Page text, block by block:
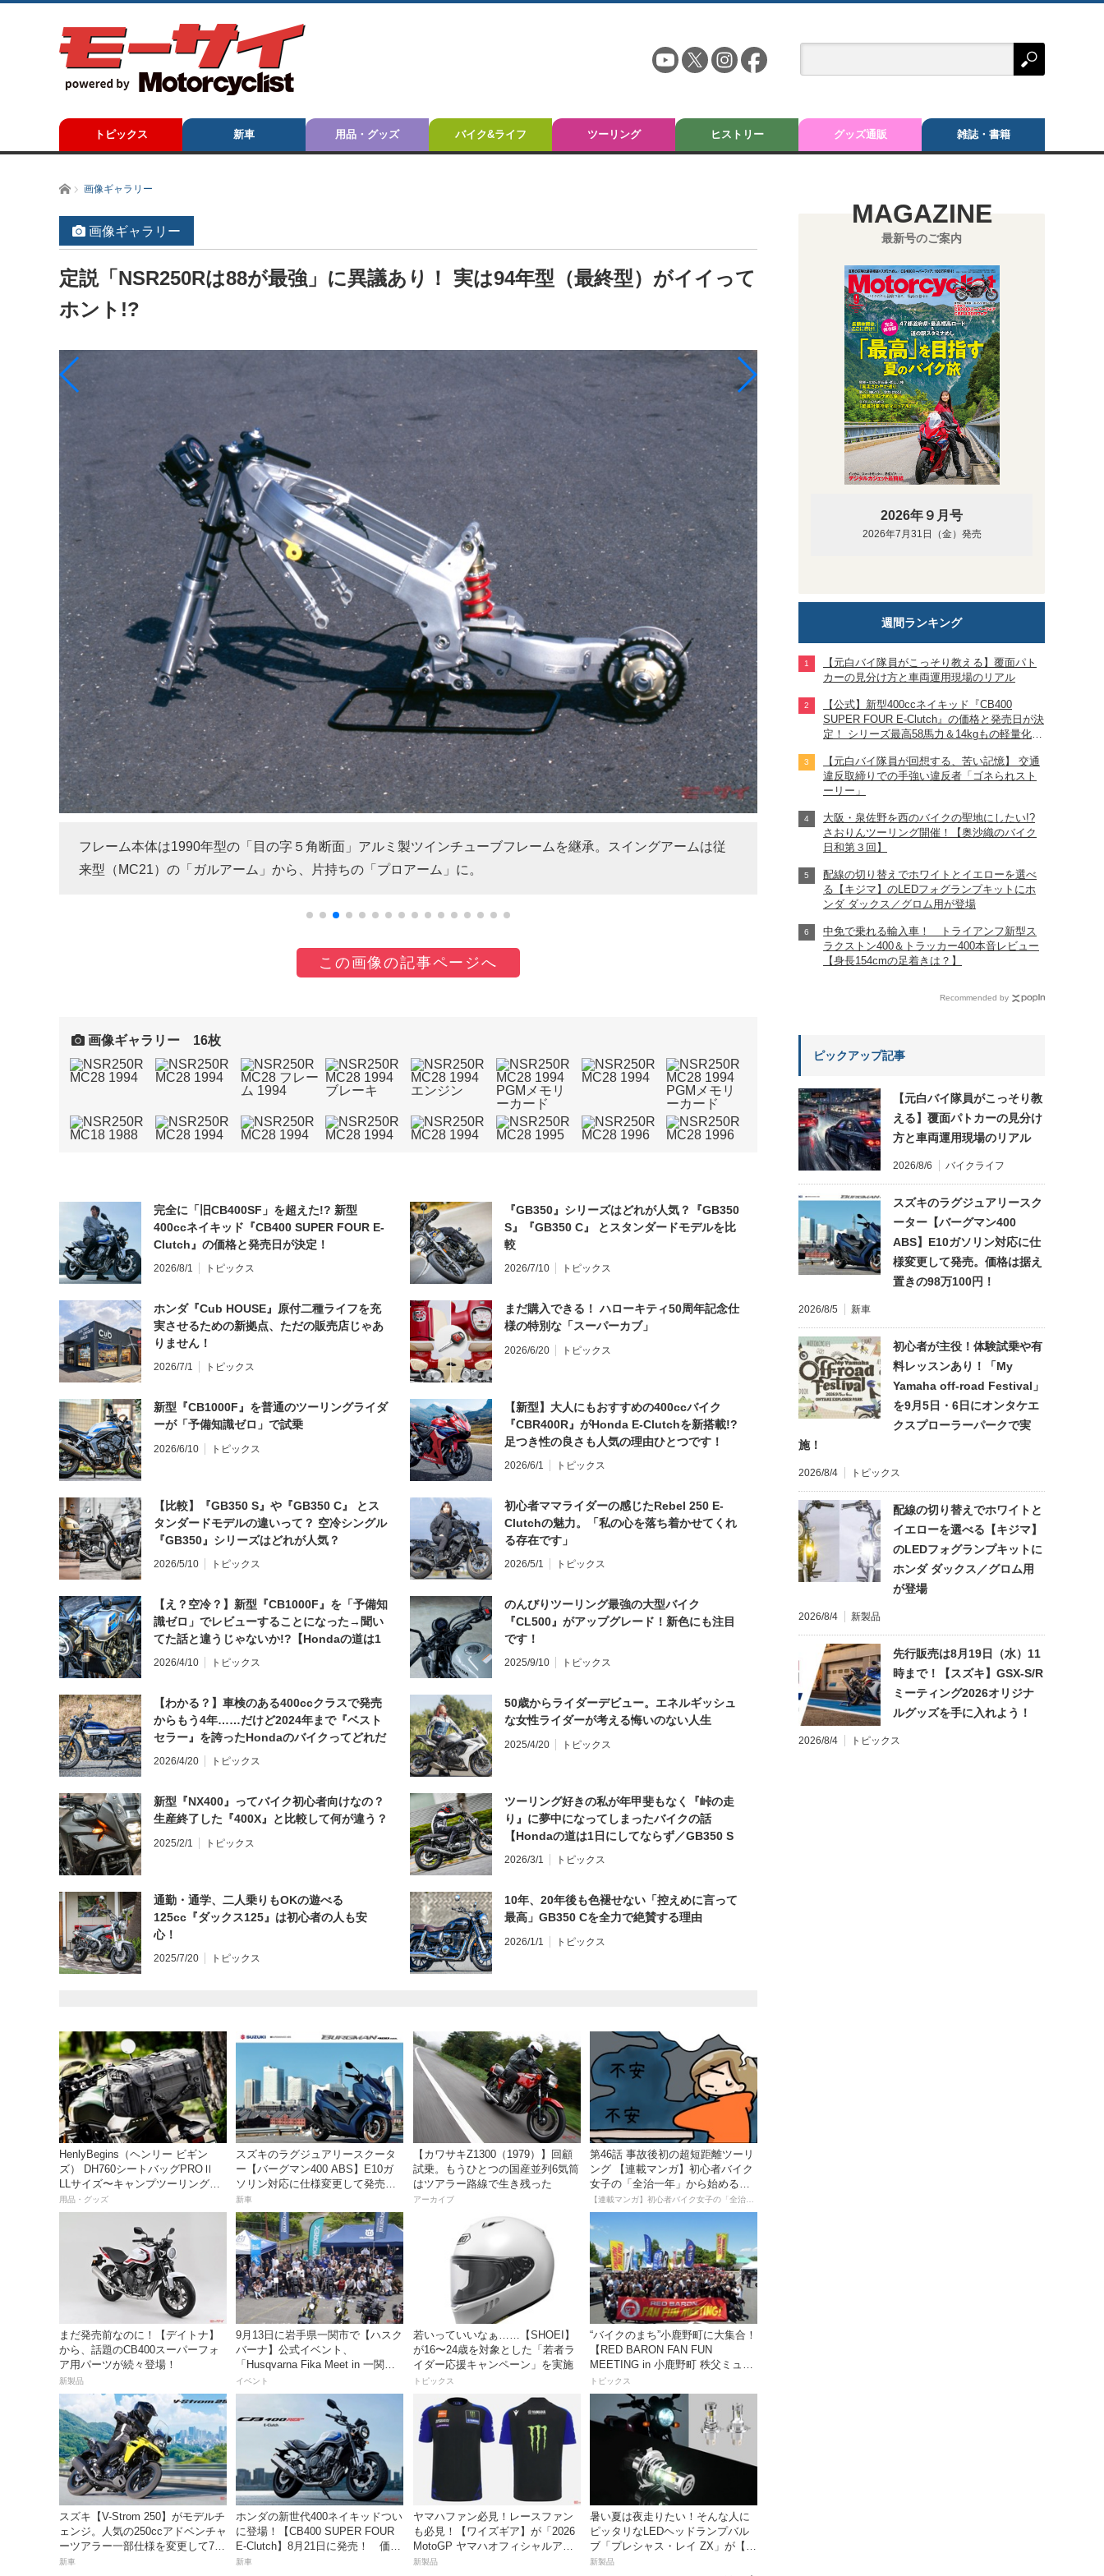
トピックス 新車 用品・グッズ バイク&ライフ ツーリング ヒストリー グッズ通販 雑誌・書籍
ホーム画像ギャラリー
画像ギャラリー
定説「NSR250Rは88が最強」に異議あり！ 実は94年型（最終型）がイイって
ホント!?
フレーム本体は1990年型の「目の字５角断面」アルミ製ツインチューブフレームを継承。スイングアームは従
来型（MC21）の「ガルアーム」から、片持ちの「プロアーム」に。
フロントブレーキは276mmダブルディスクに、新型
この画像の記事ページへ
画像ギャラリー 16枚
完全に「旧CB400SF」を超えた!? 新型
400ccネイキッド『CB400 SUPER FOUR E-
Clutch』の価格と発売日が決定！
2026/8/1 トピックス
『GB350』シリーズはどれが人気？『GB350
S』『GB350 C』 とスタンダードモデルを比
較
2026/7/10 トピックス
ホンダ『Cub HOUSE』原付二種ライフを充
実させるための新拠点、ただの販売店じゃあ
りません！
2026/7/1 トピックス
まだ購入できる！ ハローキティ50周年記念仕
様の特別な「スーパーカブ」
2026/6/20 トピックス
新型『CB1000F』を普通のツーリングライダ
ーが「予備知識ゼロ」で試乗
2026/6/10 トピックス
【新型】大人にもおすすめの400ccバイク
『CBR400R』がHonda E-Clutchを新搭載!?
足つき性の良さも人気の理由ひとつです！
2026/6/1 トピックス
【比較】『GB350 S』や『GB350 C』 とス
タンダードモデルの違いって？ 空冷シングル
『GB350』シリーズはどれが人気？
2026/5/10 トピックス
初心者ママライダーの感じたRebel 250 E-
Clutchの魅力。「私の心を落ち着かせてくれ
る存在です」
2026/5/1 トピックス
【え？空冷？】新型『CB1000F』を「予備知
識ゼロ」でレビューすることになった→聞い
てた話と違うじゃないか!?【Hondaの道は1
日にしてならず／CB1000F ①第一印象 編】
2026/4/10 トピックス
のんびりツーリング最強の大型バイク
『CL500』がアップグレード！新色にも注目
です！
2025/9/10 トピックス
【わかる？】車検のある400ccクラスで発売
からもう4年……だけど2024年まで『ベスト
セラー』を誇ったHondaのバイクってどれだ
と思う？
2026/4/20 トピックス
50歳からライダーデビュー。エネルギッシュ
な女性ライダーが考える悔いのない人生
2025/4/20 トピックス
新型『NX400』ってバイク初心者向けなの？
生産終了した『400X』と比較して何が違う？
2025/2/1 トピックス
ツーリング好きの私が年甲斐もなく『峠の走
り』に夢中になってしまったバイクの話
【Hondaの道は1日にしてならず／GB350 S
インプレ・レビュー 前編】
2026/3/1 トピックス
通勤・通学、二人乗りもOKの遊べる
125cc『ダックス125』は初心者の人も安
心！
2025/7/20 トピックス
10年、20年後も色褪せない「控えめに言って
最高」GB350 Cを全力で絶賛する理由
2026/1/1 トピックス
HenlyBegins（ヘンリー ビギン
ズ） DH760シートバッグPROⅡ
LLサイズ〜キャンプツーリングに
も安心の大容量ツアーバッグ〜
用品・グッズ
スズキのラグジュアリースクータ
ー【バーグマン400 ABS】E10ガ
ソリン対応に仕様変更して発売。
価格は据え置きの98万100円！
新車
【カワサキZ1300（1979）】回顧
試乗。もうひとつの国産並列6気筒
はツアラー路線で生き残った
アーカイブ
第46話 事故後初の超短距離ツーリ
ング 【連載マンガ】初心者バイク
女子の「全治一年」から始める起
死回生日記
【連載マンガ】初心者バイク女子の「全治一年」から始める起死回生日記
まだ発売前なのに！【デイトナ】
から、話題のCB400スーパーフォ
ア用パーツが続々登場！
新製品
9月13日に岩手県一関市で【ハスク
バーナ】公式イベント、
「Husqvarna Fika Meet in 一関」
を開催
イベント
若いっていいなぁ……【SHOEI】
が16〜24歳を対象とした「若者ラ
イダー応援キャンペーン」を実施
トピックス
“バイクのまち”小鹿野町に大集合！
【RED BARON FAN FUN
MEETING in 小鹿野町 秩父ミュー
ズパーク】
トピックス
スズキ【V-Strom 250】がモデルチ
ェンジ。人気の250ccアドベンチャ
ーツアラー一部仕様を変更して7月
23日発売。価格68万5300円
新車
ホンダの新世代400ネイキッドつい
に登場！【CB400 SUPER FOUR
E-Clutch】8月21日に発売！ 価格
99万8800円
新車
ヤマハファン必見！レースファン
も必見！【ワイズギア】が「2026
MotoGP ヤマハオフィシャルアパ
レル」を数量限定でリリース
新製品
暑い夏は夜走りたい！そんな人に
ピッタリなLEDヘッドランプバル
ブ「プレシャス・レイ ZX」が【デ
イトナ】から登場
新製品
MAGAZINE
最新号のご案内
2026年９月号
2026年7月31日（金）発売
週間ランキング
【元白バイ隊員がこっそり教える】覆面パト
カーの見分け方と車両運用現場のリアル
【公式】新型400ccネイキッド『CB400
SUPER FOUR E-Clutch』の価格と発売日が決
定！ シリーズ最高58馬力＆14kgもの軽量化!?
【Honda2026新車ニュース】
【元白バイ隊員が回想する、苦い記憶】 交通
違反取締りでの手強い違反者「ゴネられスト
ーリー」
大阪・泉佐野を西のバイクの聖地にしたい!?
さおりんツーリング開催！【奥沙織のバイク
日和第３回】
配線の切り替えでホワイトとイエローを選べ
る【キジマ】のLEDフォグランプキットにホ
ンダ ダックス／グロム用が登場
中免で乗れる輸入車！ トライアンフ新型ス
ラクストン400＆トラッカー400本音レビュー
【身長154cmの足着きは？】
Recommended by
ピックアップ記事
【元白バイ隊員がこっそり教
える】覆面パトカーの見分け
方と車両運用現場のリアル
2026/8/6 バイクライフ
スズキのラグジュアリースク
ーター【バーグマン400
ABS】E10ガソリン対応に仕
様変更して発売。価格は据え
置きの98万100円！
2026/8/5 新車
初心者が主役！体験試乗や有
料レッスンあり！「My
Yamaha off-road Festival」
を9月5日・6日にオンタケエ
クスプローラーパークで実
施！
2026/8/4 トピックス
配線の切り替えでホワイトと
イエローを選べる【キジマ】
のLEDフォグランプキットに
ホンダ ダックス／グロム用
が登場
2026/8/4 新製品
先行販売は8月19日（水）11
時まで！【スズキ】GSX-S/R
ミーティング2026オリジナ
ルグッズを手に入れよう！
2026/8/4 トピックス